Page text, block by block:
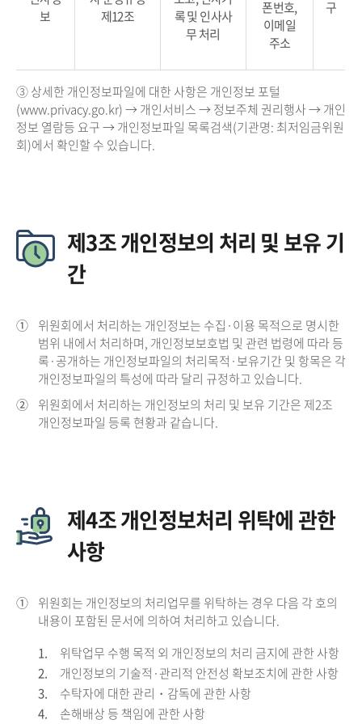
보
제12조
록 및 인사사
무 처리
폰번호,
이메일
주소
구
③ 상세한 개인정보파일에 대한 사항은 개인정보 포털
(www.privacy.go.kr) → 개인서비스 → 정보주체 권리행사 → 개인
정보 열람등 요구 → 개인정보파일 목록검색(기관명: 최저임금위원
회)에서 확인할 수 있습니다.
제3조 개인정보의 처리 및 보유 기
간
① 위원회에서 처리하는 개인정보는 수집·이용 목적으로 명시한
범위 내에서 처리하며, 개인정보보호법 및 관련 법령에 따라 등
록·공개하는 개인정보파일의 처리목적·보유기간 및 항목은 각
개인정보파일의 특성에 따라 달리 규정하고 있습니다.
② 위원회에서 처리하는 개인정보의 처리 및 보유 기간은 제2조
개인정보파일 등록 현황과 같습니다.
제4조 개인정보처리 위탁에 관한
사항
① 위원회는 개인정보의 처리업무를 위탁하는 경우 다음 각 호의
내용이 포함된 문서에 의하여 처리하고 있습니다.
1.
위탁업무 수행 목적 외 개인정보의 처리 금지에 관한 사항
2.
개인정보의 기술적·관리적 안전성 확보조치에 관한 사항
3.
수탁자에 대한 관리・감독에 관한 사항
4.
손해배상 등 책임에 관한 사항